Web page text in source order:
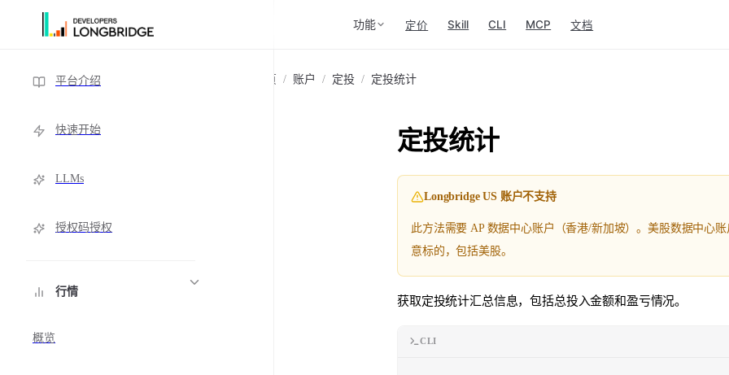
跳转到内容 功能 定价 Skill CLI MCP 文档
平台介绍
快速开始
LLMs
授权码授权
行情
概览
主页 / 账户 / 定投 / 定投统计
定投统计
Longbridge US 账户不支持
此方法需要 AP 数据中心账户（香港/新加坡）。美股数据中心
意标的，包括美股。
获取定投统计汇总信息，包括总投入金额和盈亏情况。
CLI